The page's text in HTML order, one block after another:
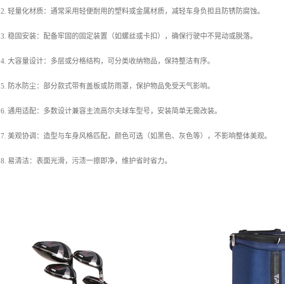
2. 轻量化材质：通常采用轻便耐用的塑料或金属材质，减轻车身负担且防锈防腐蚀。
3. 稳固安装：配备牢固的固定装置（如螺丝或卡扣），确保行驶中不晃动或脱落。
4. 大容量设计：多层或分格结构，可分类收纳物品，保持整洁有序。
5. 防水防尘：部分款式带有盖板或防雨罩，保护物品免受天气影响。
6. 通用适配：多数设计兼容主流高尔夫球车型号，安装简单无需改装。
7. 美观协调：造型与车身风格匹配，颜色可选（如黑色、灰色等），不影响整体美观。
8. 易清洁：表面光滑，污渍一擦即净，维护省时省力。